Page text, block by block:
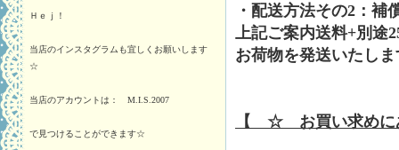
Ｈｅｊ！
当店のインスタグラムも宜しくお願いします
☆
当店のアカウントは： M.I.S.2007
で見つけることができます☆
・配送方法その2：補
上記ご案内送料+別
お荷物を発送いたし
【 ☆ お買い求め